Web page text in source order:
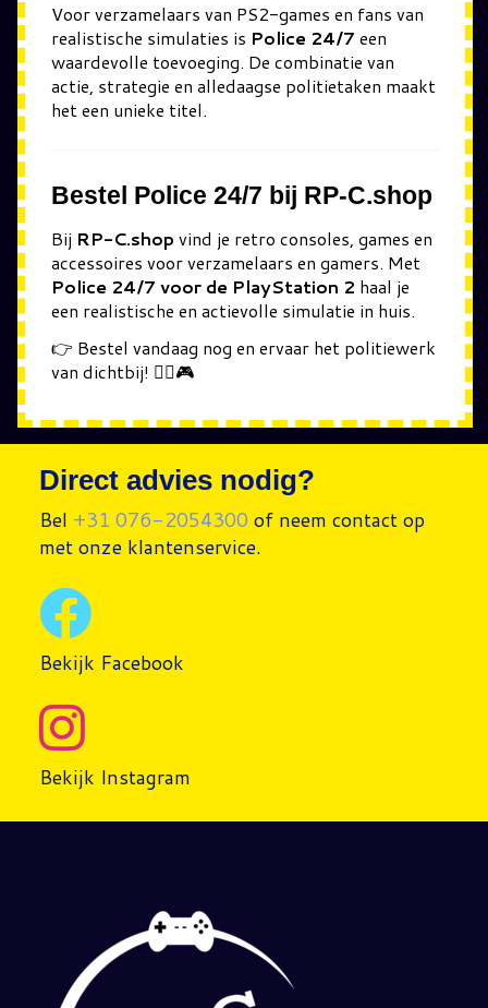
Voor verzamelaars van PS2-games en fans van
realistische simulaties is Police 24/7 een
waardevolle toevoeging. De combinatie van
actie, strategie en alledaagse politietaken maakt
het een unieke titel.
Bestel Police 24/7 bij RP-C.shop
Bij RP-C.shop vind je retro consoles, games en
accessoires voor verzamelaars en gamers. Met
Police 24/7 voor de PlayStation 2 haal je
een realistische en actievolle simulatie in huis.
👉 Bestel vandaag nog en ervaar het politiewerk
van dichtbij! 👮‍♂️🎮
Direct advies nodig?
Bel +31 076-2054300 of neem contact op
met onze klantenservice.
Bekijk Facebook
Bekijk Instagram